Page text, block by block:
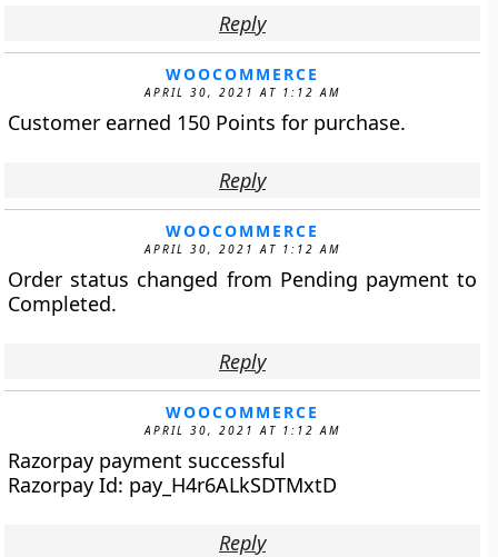
Reply
WOOCOMMERCE
APRIL 30, 2021 AT 1:12 AM
Customer earned 150 Points for purchase.
Reply
WOOCOMMERCE
APRIL 30, 2021 AT 1:12 AM
Order status changed from Pending payment to
Completed.
Reply
WOOCOMMERCE
APRIL 30, 2021 AT 1:12 AM
Razorpay payment successful
Razorpay Id: pay_H4r6ALkSDTMxtD
Reply